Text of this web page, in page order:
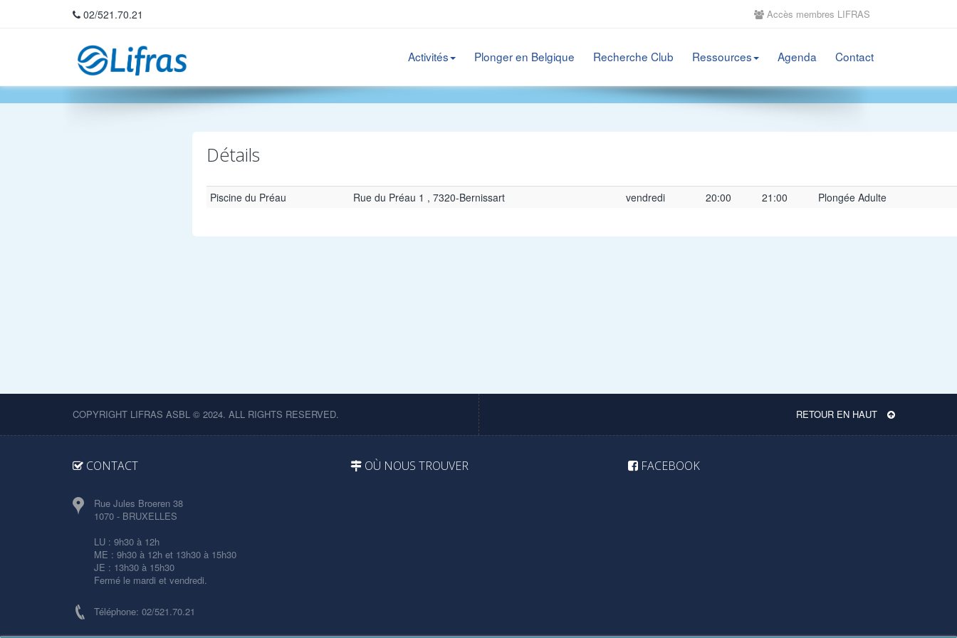
02/521.70.21 Accès membres LIFRAS
Activités Plonger en Belgique Recherche Club Ressources Agenda Contact
Détails
Piscine du Préau Rue du Préau 1 , 7320-Bernissart vendredi 20:00 21:00 Plongée Adulte
COPYRIGHT LIFRAS ASBL © 2024. ALL RIGHTS RESERVED. RETOUR EN HAUT
CONTACT
Rue Jules Broeren 38
1070 - BRUXELLES
LU : 9h30 à 12h
ME : 9h30 à 12h et 13h30 à 15h30
JE : 13h30 à 15h30
Fermé le mardi et vendredi.
Téléphone: 02/521.70.21
OÙ NOUS TROUVER FACEBOOK